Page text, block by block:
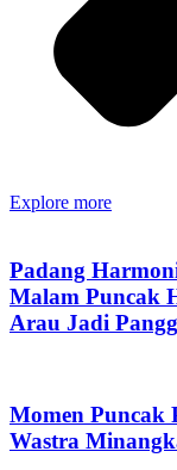
Explore more
Padang
Malam Puncak
Arau Jadi
Momen Puncak
Wastra